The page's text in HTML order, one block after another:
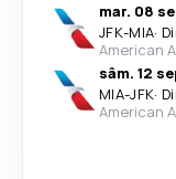
mar. 08
JFK-MIA·
American
sâm. 12
MIA-JFK·
American